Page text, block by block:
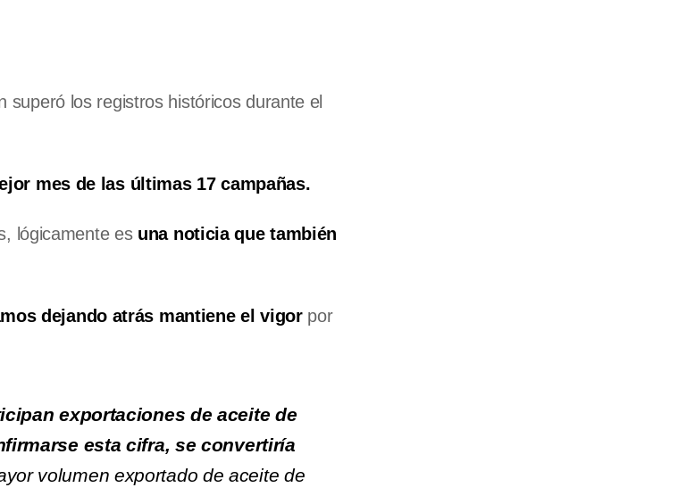
superó los registros históricos durante el
mes de las últimas 17 campañas.
lógicamente es una noticia que también
dejando atrás mantiene el vigorpor
exportaciones de aceite de
esta cifra, se convertiría
volumen exportado de aceite de